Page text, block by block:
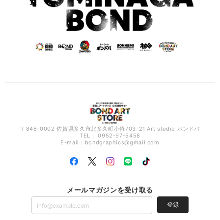
〒846-0002 佐賀県多久市北多久町小侍703-21 Art studio ボンドバ
TEL： 0952-97-5458
E-mail： bondgraphics@gmail.com
メールマガジンを受け取る
登録